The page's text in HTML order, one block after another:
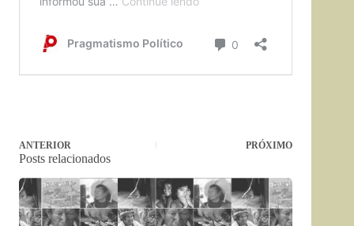
ANTERIOR PRÓXIMO
Posts relacionados